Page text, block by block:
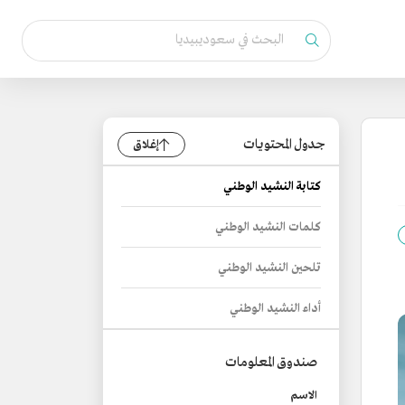
جدول المحتويات إغلاق
كتابة النشيد الوطني
كلمات النشيد الوطني
تلحين النشيد الوطني
أداء النشيد الوطني
صندوق المعلومات
الاسم